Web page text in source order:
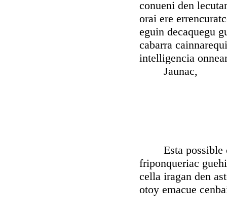
conueni den
orai ere
eguin decaquegu
cabarra
intelligencia
Jaunac,
Esta possible
friponqueriac
cella iragan den
otoy emacue